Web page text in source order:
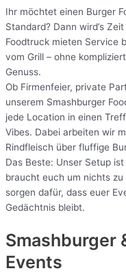
Ihr möchtet einen Burger
Standard? Dann wird’s
Foodtruck mieten Service
vom Grill – ohne
Genuss.
Ob Firmenfeier, private
unserem Smashburger
jede Location in einen
Vibes. Dabei arbeiten wir
Rindfleisch über fluffige
Das Beste: Unser Setup
braucht euch um nichts
sorgen dafür, dass euer
Gedächtnis bleibt.
Smashburger
Events